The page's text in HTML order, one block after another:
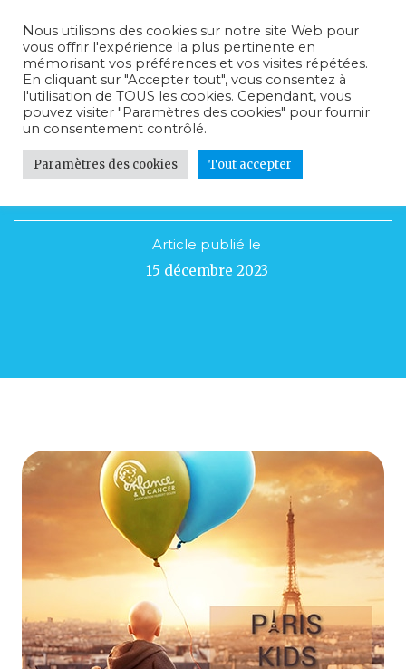
PARIS KIDS CANCER
Article publié le
15 décembre 2023
Nous utilisons des cookies sur notre site Web pour
vous offrir l'expérience la plus pertinente en
mémorisant vos préférences et vos visites répétées.
En cliquant sur "Accepter tout", vous consentez à
l'utilisation de TOUS les cookies. Cependant, vous
pouvez visiter "Paramètres des cookies" pour fournir
un consentement contrôlé.
Paramètres des cookies Tout accepter